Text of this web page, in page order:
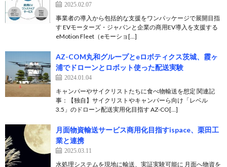
2025.02.07
事業者の導入から包括的な支援をワンパッケージで展開目指
す EVモーターズ・ジャパンと企業の商用EV導入を支援する
eMotion Fleet（eモーショ[…]
AZ-COM丸和グループとeロボティクス茨城、霞ヶ
浦でドローンとロボット使った配送実験
2024.01.04
キャンパーやサイクリストたちに食べ物輸送を想定 関連記
事：【独自】サイクリストやキャンパーら向け「レベル
3.5」のドローン配送実用化目指す AZ-CO[…]
月面物資輸送サービス商用化目指すispace、栗田工
業と連携
2025.03.11
水処理システムを現地に輸送、実証実験可能に 月面へ物資を